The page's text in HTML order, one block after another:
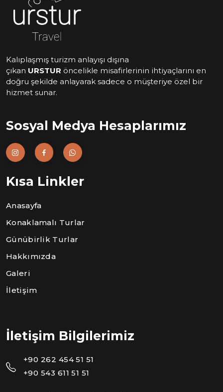
Kalıplaşmış turizm anlayışı dışına
çıkan URSTUR öncelikle misafirlerinin ihtiyaçlarını en
doğru şekilde anlayarak sadece o müşteriye özel bir
hizmet sunar.
Sosyal Medya Hesaplarımız
Kısa Linkler
Anasayfa
Konaklamalı Turlar
Günübirlik Turlar
Hakkımızda
Galeri
İletişim
İletişim Bilgilerimiz
+90 262 454 51 51
+90 543 611 51 51